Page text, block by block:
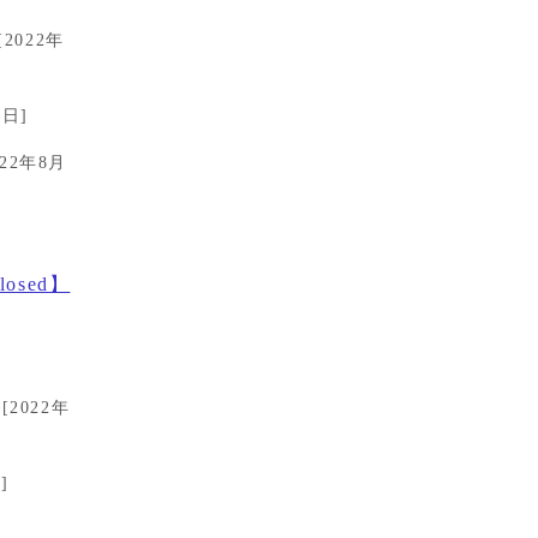
[2022年
]
年8月
】
[2022年